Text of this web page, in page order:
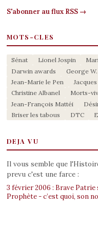
S'abonner au flux RSS →
MOTS-CLES
Sénat Lionel Jospin
Darwin awards
George
Jean-Marie le Pen
Christine Albanel
Morts-
Jean-François Mattéi
Briser les tabous
DTC
DEJA VU
Il vous semble que
prevu c'est une farce :
3 février 2006 : Brave
Prophète - c’est quoi, son